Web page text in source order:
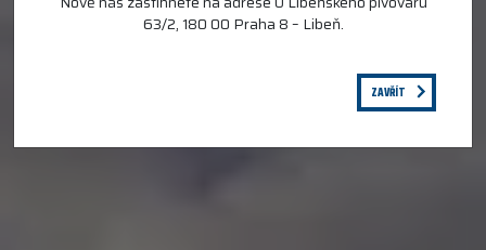
63/2, 180 00 Praha 8 – Libeň.
ZAVŘÍT